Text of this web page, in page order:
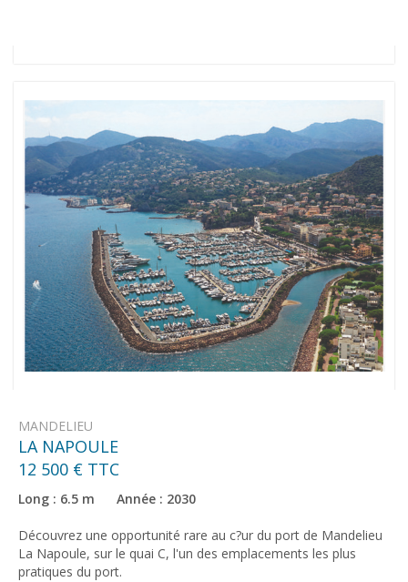
MANDELIEU
LA NAPOULE
12 500 € TTC
Long : 6.5 m Année : 2030
Découvrez une opportunité rare au c?ur du port de Mandelieu
La Napoule, sur le quai C, l'un des emplacements les plus
pratiques du port.